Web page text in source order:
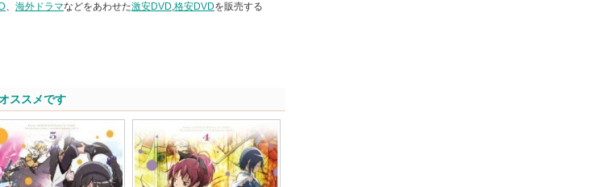
、 海外ドラマなどをあわせた激安DVD,格安DVDを販売する
ススメです